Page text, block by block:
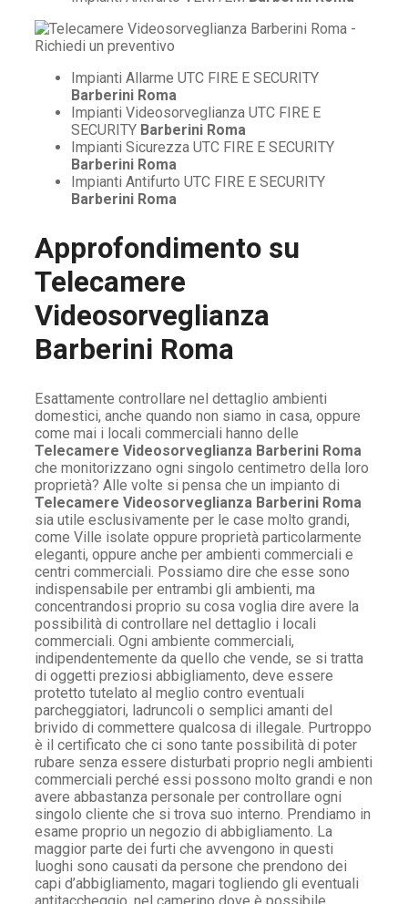
Impianti Allarme UTC FIRE E SECURITY
Barberini Roma
Impianti Videosorveglianza UTC FIRE E
SECURITY Barberini Roma
Impianti Sicurezza UTC FIRE E SECURITY
Barberini Roma
Impianti Antifurto UTC FIRE E SECURITY
Barberini Roma
Approfondimento su
Telecamere
Videosorveglianza
Barberini Roma
Esattamente controllare nel dettaglio ambienti
domestici, anche quando non siamo in casa, oppure
come mai i locali commerciali hanno delle
Telecamere Videosorveglianza Barberini Roma
che monitorizzano ogni singolo centimetro della loro
proprietà? Alle volte si pensa che un impianto di
Telecamere Videosorveglianza Barberini Roma
sia utile esclusivamente per le case molto grandi,
come Ville isolate oppure proprietà particolarmente
eleganti, oppure anche per ambienti commerciali e
centri commerciali. Possiamo dire che esse sono
indispensabile per entrambi gli ambienti, ma
concentrandosi proprio su cosa voglia dire avere la
possibilità di controllare nel dettaglio i locali
commerciali. Ogni ambiente commerciali,
indipendentemente da quello che vende, se si tratta
di oggetti preziosi abbigliamento, deve essere
protetto tutelato al meglio contro eventuali
parcheggiatori, ladruncoli o semplici amanti del
brivido di commettere qualcosa di illegale. Purtroppo
è il certificato che ci sono tante possibilità di poter
rubare senza essere disturbati proprio negli ambienti
commerciali perché essi possono molto grandi e non
avere abbastanza personale per controllare ogni
singolo cliente che si trova suo interno. Prendiamo in
esame proprio un negozio di abbigliamento. La
maggior parte dei furti che avvengono in questi
luoghi sono causati da persone che prendono dei
capi d’abbigliamento, magari togliendo gli eventuali
antitaccheggio, nel camerino dove è possibile